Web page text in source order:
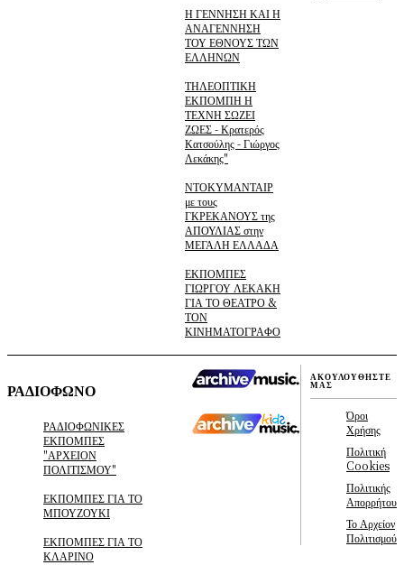
Η ΓΕΝΝΗΣΗ ΚΑΙ Η
ΑΝΑΓΕΝΝΗΣΗ
ΤΟΥ ΕΘΝΟΥΣ ΤΩΝ
ΕΛΛΗΝΩΝ
ΤΗΛΕΟΠΤΙΚΗ
ΕΚΠΟΜΠΗ Η
ΤΕΧΝΗ ΣΩΖΕΙ
ΖΩΕΣ - Κρατερός
Κατσούλης - Γιώργος
Λεκάκης"
ΝΤΟΚΥΜΑΝΤΑΙΡ
με τους
ΓΚΡΕΚΑΝΟΥΣ της
ΑΠΟΥΛΙΑΣ στην
ΜΕΓΑΛΗ ΕΛΛΑΔΑ
ΕΚΠΟΜΠΕΣ
ΓΙΩΡΓΟΥ ΛΕΚΑΚΗ
ΓΙΑ ΤΟ ΘΕΑΤΡΟ &
ΤΟΝ
ΚΙΝΗΜΑΤΟΓΡΑΦΟ
ΡΑΔΙΟΦΩΝΟ
ΡΑΔΙΟΦΩΝΙΚΕΣ
ΕΚΠΟΜΠΕΣ
"ΑΡΧΕΙΟΝ
ΠΟΛΙΤΙΣΜΟΥ"
ΕΚΠΟΜΠΕΣ ΓΙΑ ΤΟ
ΜΠΟΥΖΟΥΚΙ
ΕΚΠΟΜΠΕΣ ΓΙΑ ΤΟ
ΚΛΑΡΙΝΟ
ΑΚΟΥΛΟΥΘΗΣΤΕ
ΜΑΣ
Όροι
Χρήσης
Πολιτική
Cookies
Πολιτικής
Απορρήτου
Το Αρχείον
Πολιτισμού